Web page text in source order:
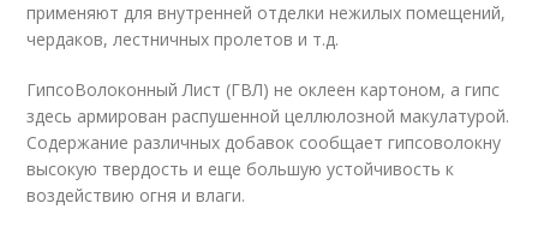
применяют для внутренней отделки нежилых помещений,
чердаков, лестничных пролетов и т.д.
ГипсоВолоконный Лист (ГВЛ) не оклеен картоном, а гипс
здесь армирован распушенной целлюлозной макулатурой.
Содержание различных добавок сообщает гипсоволокну
высокую твердость и еще большую устойчивость к
воздействию огня и влаги.